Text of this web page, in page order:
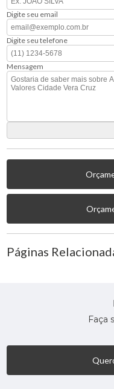
Digite seu email
Digite seu telefone
Mensagem
Páginas
Faça